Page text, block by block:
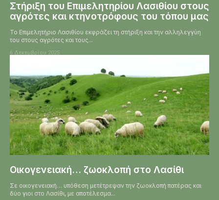
Στήριξη του Επιμελητηρίου Λασιθίου στους
αγρότες και κτηνοτρόφους του τόπου μας
Το Επιμελητήριο Λασιθίου εκφράζει τη στήριξη και την αλληλεγγύη
του στους αγρότες και τους...
6 Δεκεμβρίου 2025
Οικογενειακή… ζωοκλοπή στο Λασίθι
Σε οικογενειακή… υπόθεση μετέτρεψαν την ζωοκλοπή πατέρας και
δύο γιοι στο Λασίθι, με αποτέλεσμα...